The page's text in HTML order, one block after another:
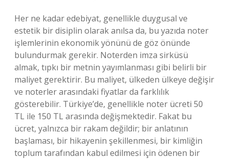
Her ne kadar edebiyat, genellikle duygusal ve
estetik bir disiplin olarak anılsa da, bu yazıda noter
işlemlerinin ekonomik yönünü de göz önünde
bulundurmak gerekir. Noterden imza sirküsü
almak, tıpkı bir metnin yayımlanması gibi belirli bir
maliyet gerektirir. Bu maliyet, ülkeden ülkeye değişir
ve noterler arasındaki fiyatlar da farklılık
gösterebilir. Türkiye’de, genellikle noter ücreti 50
TL ile 150 TL arasında değişmektedir. Fakat bu
ücret, yalnızca bir rakam değildir; bir anlatının
başlaması, bir hikayenin şekillenmesi, bir kimliğin
toplum tarafından kabul edilmesi için ödenen bir